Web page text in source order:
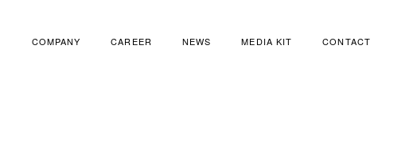
COMPANY
CAREER
NEWS
MEDIA KIT
CONTACT